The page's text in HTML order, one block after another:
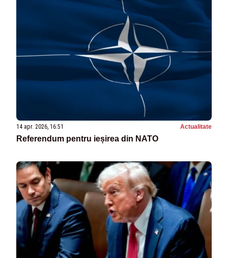
14 apr. 2026, 16:51 Actualitate
Referendum pentru ieșirea din NATO